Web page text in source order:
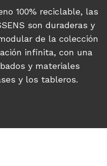
100% reciclable, las
son duraderas y
de la colección
infinita, con una
y materiales
y los tableros.